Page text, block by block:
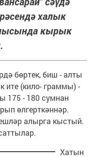
халык
кырык
бөртек, биш - алты
ите (кило- граммы) -
175 - 180 сумнан
өлгерткәннәр.
алырга кыстый.
Хатын